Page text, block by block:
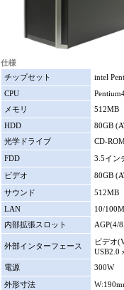
仕様
チップセット
intel
CPU
メモリ
512MB
HDD
80GB
光学ドライブ
CD-
FDD
3.5イン
ビデオ
80GB
サウンド
512MB
LAN
10/
内部拡張スロット
AGP(4/
外部インターフェース
ビデオ
USB2.0
電源
300W
外形寸法